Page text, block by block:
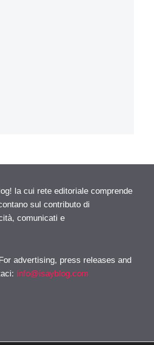
la cui rete editoriale comprende
sul contributo di
comunicati e
advertising, press releases and
: info@isayblog.com